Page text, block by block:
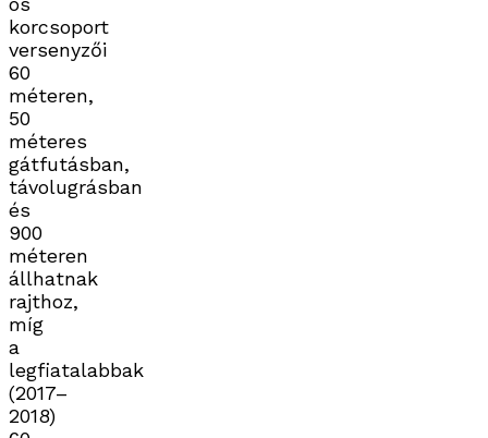
korcsoport
versenyzői
60
méteren,
50
méteres
gátfutásban,
távolugrásban
és
900
méteren
állhatnak
rajthoz,
míg
a
legfiatalabbak
(2017–
2018)